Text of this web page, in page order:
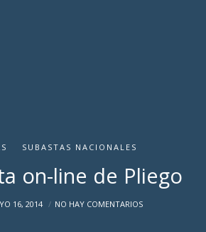
SUBASTAS NACIONALES
on-line de Pliego
16, 2014 NO HAY COMENTARIOS